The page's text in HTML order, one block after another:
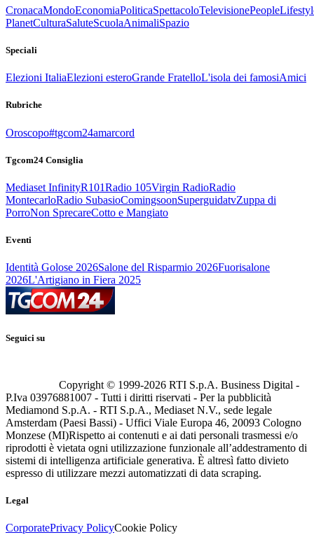
CronacaMondoEconomiaPoliticaSpettacoloTelevisionePeople
PlanetCulturaSaluteScuolaAnimaliSpazio
Speciali
Elezioni ItaliaElezioni esteroGrande FratelloL'isola dei famosiAmici
Rubriche
Oroscopo#tgcom24amarcord
Tgcom24 Consiglia
Mediaset InfinityR101Radio 105Virgin RadioRadio
MontecarloRadio SubasioComingsoonSuperguidatvZuppa di
PorroNon SprecareCotto e Mangiato
Eventi
Identità Golose 2026Salone del Risparmio 2026Fuorisalone
2026L'Artigiano in Fiera 2025
Seguici su
Copyright © 1999-2026 RTI S.p.A. Business Digital -
P.Iva 03976881007 - Tutti i diritti riservati - Per la pubblicità
Mediamond S.p.A. - RTI S.p.A., Mediaset N.V., sede legale
Amsterdam (Paesi Bassi) - Uffici Viale Europa 46, 20093 Cologno
Monzese (MI)Rispetto ai contenuti e ai dati personali trasmessi e/o
riprodotti è vietata ogni utilizzazione funzionale all’addestramento di
sistemi di intelligenza artificiale generativa. È altresì fatto divieto
espresso di utilizzare mezzi automatizzati di data scraping.
Legal
CorporatePrivacy PolicyCookie Policy